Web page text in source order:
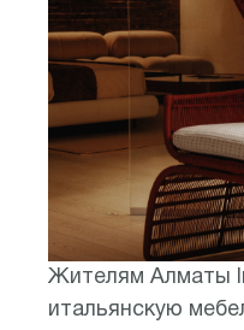
Жителям Алматы
итальянскую